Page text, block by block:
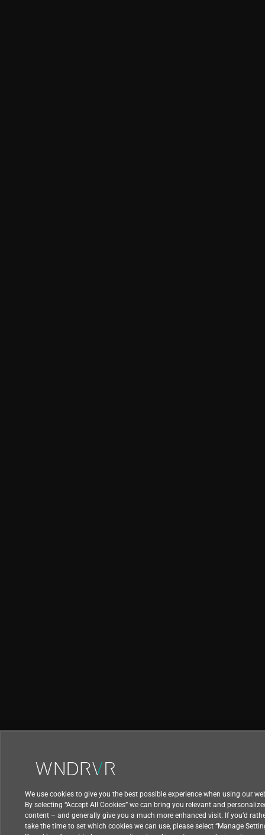
We use cookies to give you the best possible experience when using our
By selecting “Accept All Cookies” we can bring you relevant and
content – and generally give you a much more enhanced visit. If you’d
take the time to set which cookies we can use, please select “Manage